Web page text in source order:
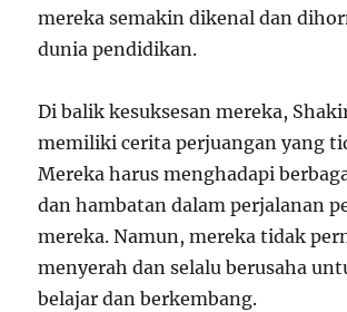
mereka semakin dikenal dan
dunia pendidikan.
Di balik kesuksesan mereka,
memiliki cerita perjuangan yang
Mereka harus menghadapi
dan hambatan dalam perjalanan
mereka. Namun, mereka tidak
menyerah dan selalu berusaha
belajar dan berkembang.